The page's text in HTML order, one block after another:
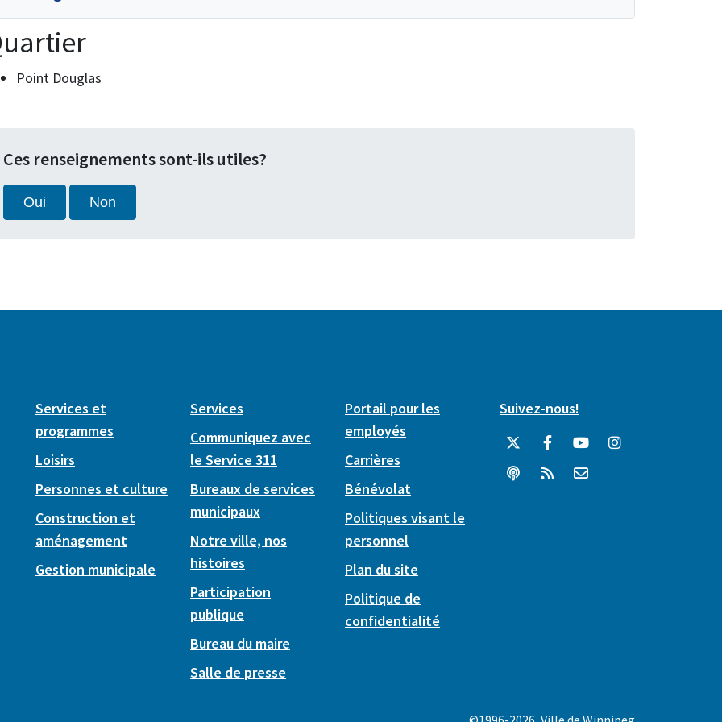
Point Douglas
Ces renseignements sont-ils utiles?
Oui Non
Services et
programmes
Loisirs
Personnes et culture
Construction et
aménagement
Gestion municipale
Services
Communiquez avec
le Service 311
Bureaux de services
municipaux
Notre ville, nos
histoires
Participation
publique
Bureau du maire
Salle de presse
Portail pour les
employés
Carrières
Bénévolat
Politiques visant le
personnel
Plan du site
Politique de
confidentialité
Suivez-nous!